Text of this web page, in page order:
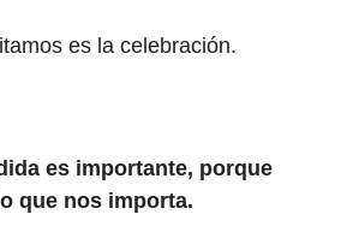
es la celebración.
es importante, porque
que nos importa.